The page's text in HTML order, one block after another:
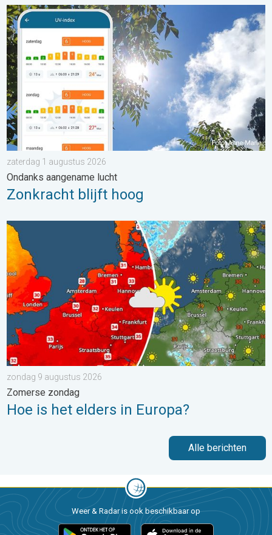
Zonkracht blijft hoog. Ondanks aangename lucht. . . zaterdag
zaterdag 1 augustus 2026
Ondanks aangename lucht
Zonkracht blijft hoog
Hoe is het elders in Europa?. Zomerse zondag. . . zondag 9
zondag 9 augustus 2026
Zomerse zondag
Hoe is het elders in Europa?
Alle berichten
Weer & Radar is ook beschikbaar op